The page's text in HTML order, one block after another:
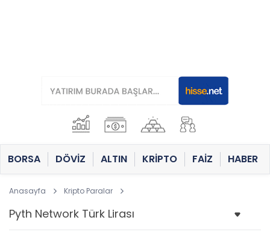
BORSA DÖVİZ ALTIN KRİPTO FAİZ HABER
Anasayfa Kripto Paralar